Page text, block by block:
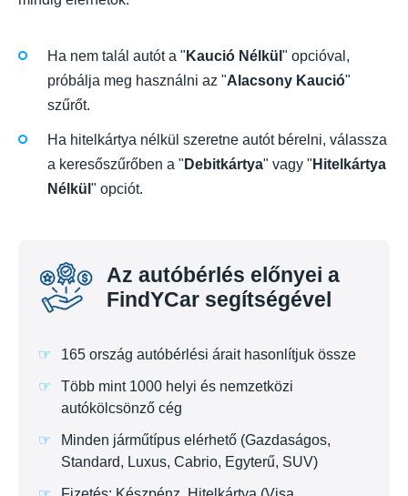
Ha nem talál autót a " Kaució Nélkül " opcióval,
próbálja meg használni az "Alacsony Kaució"
szűrőt.
Ha hitelkártya nélkül szeretne autót bérelni, válassza
a keresőszűrőben a " Debitkártya" vagy " Hitelkártya
Nélkül " opciót.
Az autóbérlés előnyei a
FindYCar segítségével
165 ország autóbérlési árait hasonlítjuk össze
Több mint 1000 helyi és nemzetközi
autókölcsönző cég
Minden járműtípus elérhető (Gazdaságos,
Standard, Luxus, Cabrio, Egyterű, SUV)